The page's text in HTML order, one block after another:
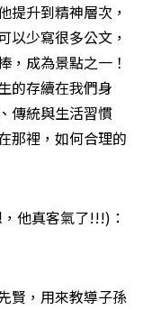
提升到精神層次，
以少寫很多公文，
，成為景點之一！
的存續在我們身
傳統與生活習慣
那裡，如何合理的
他真客氣了!!!)：
賢，用來教導子孫